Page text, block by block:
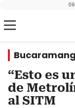
“Esto es
de
al SITM